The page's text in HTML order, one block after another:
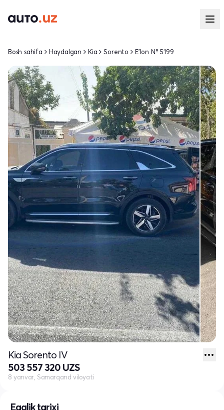
Egalik tarixi
Bosh sahifa Haydalgan Kia Sorento E'lon № 5199
Kia Sorento IV
503 557 320 UZS
8 yanvar, Samarqand viloyati